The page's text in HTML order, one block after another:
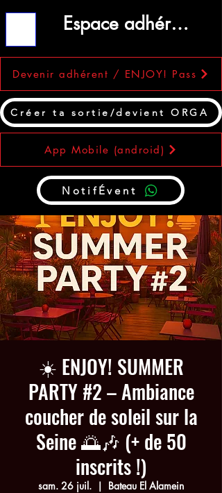
Devenir adhérent / ENJOY! Pass
Créer ta sortie/devient ORGA
Espace adhérent
NotifÉvent
App Mobile (android)
☀️ ENJOY! SUMMER
PARTY #2 – Ambiance
coucher de soleil sur la
Seine 🌅🎶 (+ de 50
inscrits !)
sam. 26 juil.
  |
Bateau El Alamein